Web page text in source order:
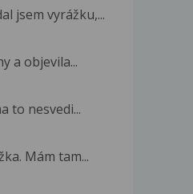
jsem vyrážku,...
a objevila...
to nesvedi...
Mám tam...